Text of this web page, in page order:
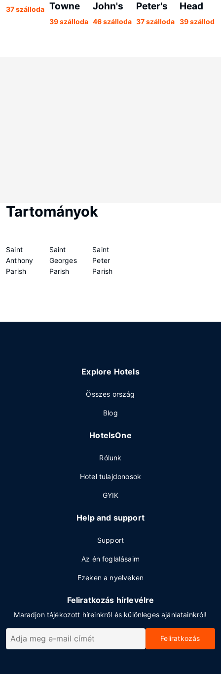
37 szálloda Towne
39 szálloda
John's
46 szálloda
Peter's
37 szálloda
Head
39 szálloda
Tartományok
Saint
Anthony
Parish
Saint
Georges
Parish
Saint
Peter
Parish
Explore Hotels
Összes ország
Blog
HotelsOne
Rólunk
Hotel tulajdonosok
GYIK
Help and support
Support
Az én foglalásaim
Ezeken a nyelveken
Feliratkozás hírlevélre
Maradjon tájékozott híreinkről és különleges ajánlatainkról!
Feliratkozás